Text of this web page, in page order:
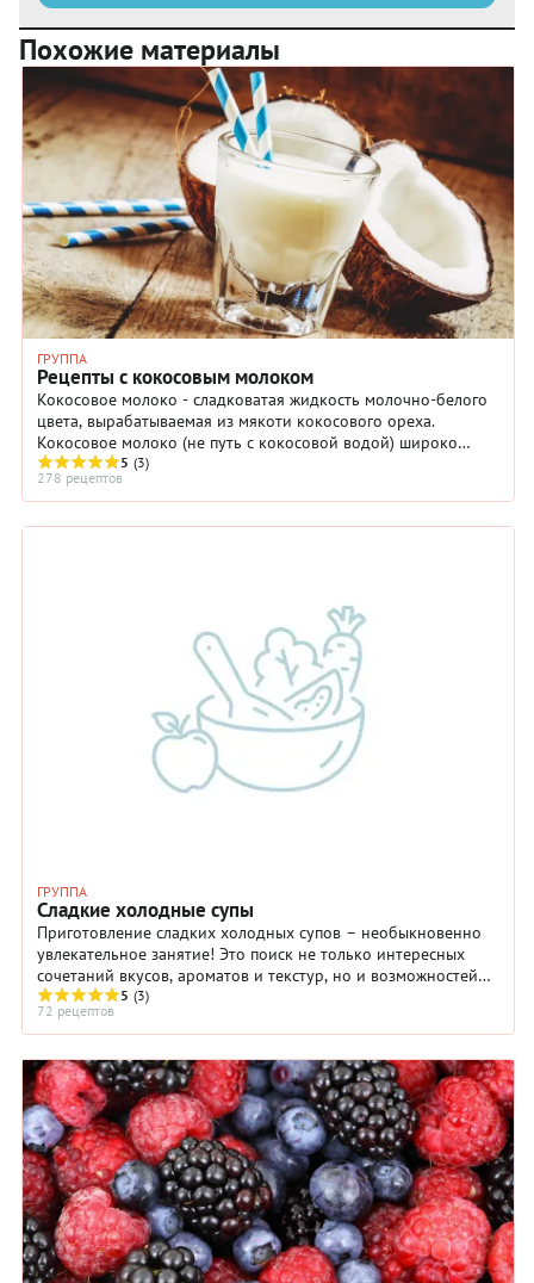
Похожие материалы
ГРУППА
Рецепты с кокосовым молоком
Кокосовое молоко - сладковатая жидкость молочно-белого
цвета, вырабатываемая из мякоти кокосового ореха.
Кокосовое молоко (не путь с кокосовой водой) широко
применяется в гастрономии.
5 (3)
278 рецептов
ГРУППА
Сладкие холодные супы
Приготовление сладких холодных супов – необыкновенно
увлекательное занятие! Это поиск не только интересных
сочетаний вкусов, ароматов и текстур, но и возможностей
5 (3)
72 рецептов